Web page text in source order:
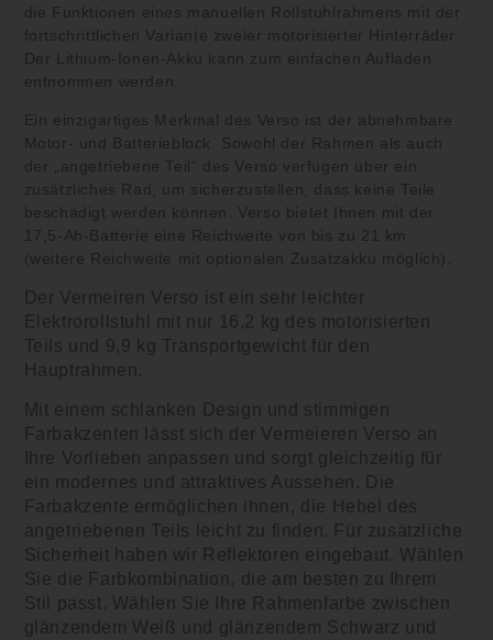
die Funktionen eines manuellen Rollstuhlrahmens mit der
fortschrittlichen Variante zweier motorisierter Hinterräder.
Der Lithium-Ionen-Akku kann zum einfachen Aufladen
entnommen werden.
Ein einzigartiges Merkmal des Verso ist der abnehmbare
Motor- und Batterieblock. Sowohl der Rahmen als auch
der „angetriebene Teil“ des Verso verfügen über ein
zusätzliches Rad, um sicherzustellen, dass keine Teile
beschädigt werden können. Verso bietet Ihnen mit der
17,5-Ah-Batterie eine Reichweite von bis zu 21 km
(weitere Reichweite mit optionalen Zusatzakku möglich).
Der Vermeiren Verso ist ein sehr leichter
Elektrorollstuhl mit nur 16,2 kg des motorisierten
Teils und 9,9 kg Transportgewicht für den
Hauptrahmen.
Mit einem schlanken Design und stimmigen
Farbakzenten lässt sich der Vermeieren Verso an
Ihre Vorlieben anpassen und sorgt gleichzeitig für
ein modernes und attraktives Aussehen. Die
Farbakzente ermöglichen ihnen, die Hebel des
angetriebenen Teils leicht zu finden. Für zusätzliche
Sicherheit haben wir Reflektoren eingebaut. Wählen
Sie die Farbkombination, die am besten zu Ihrem
Stil passt. Wählen Sie Ihre Rahmenfarbe zwischen
glänzendem Weiß und glänzendem Schwarz und